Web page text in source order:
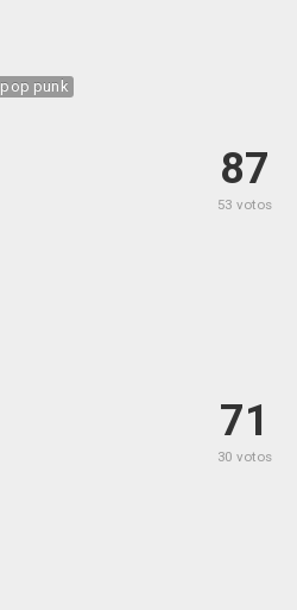
pop punk
87
53 votos
71
30 votos